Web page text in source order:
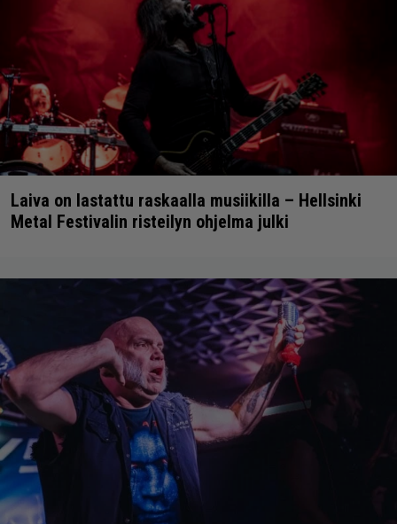
Laiva on lastattu raskaalla musiikilla – Hellsinki
Metal Festivalin risteilyn ohjelma julki